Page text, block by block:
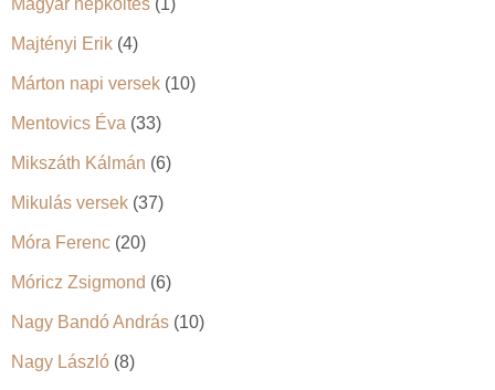
Majtényi Erik (4)
Márton napi versek (10)
Mentovics Éva (33)
Mikszáth Kálmán (6)
Mikulás versek (37)
Móra Ferenc (20)
Móricz Zsigmond (6)
Nagy Bandó András (10)
Nagy László (8)